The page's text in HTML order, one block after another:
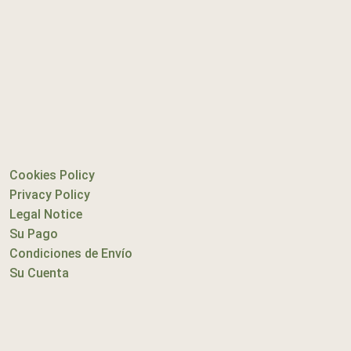
Cookies Policy
Privacy Policy
Legal Notice
Su Pago
Condiciones de Envío
Su Cuenta